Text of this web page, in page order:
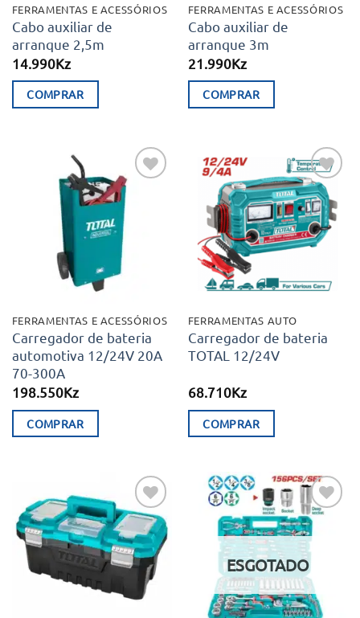
FERRAMENTAS E ACESSÓRIOS
Cabo auxiliar de
arranque 2,5m
14.990Kz
COMPRAR
FERRAMENTAS E ACESSÓRIOS
Cabo auxiliar de
arranque 3m
21.990Kz
COMPRAR
Adicionar
aos meus
desejos
FERRAMENTAS E ACESSÓRIOS
Carregador de bateria
automotiva 12/24V 20A
70-300A
198.550Kz
COMPRAR
Adicionar
aos meus
desejos
FERRAMENTAS AUTO
Carregador de bateria
TOTAL 12/24V
68.710Kz
COMPRAR
Adicionar
aos meus
desejos
Adicionar
aos meus
desejos
ESGOTADO